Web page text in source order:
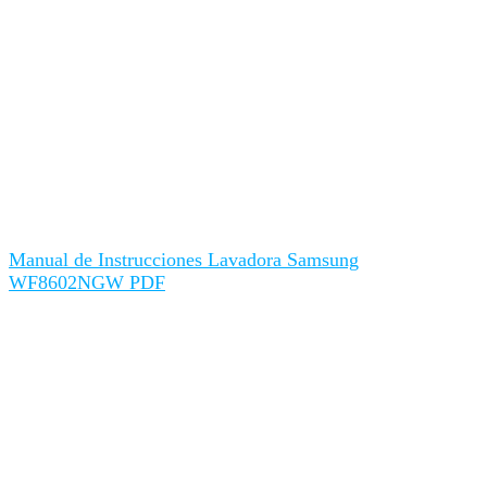
Manual de Instrucciones Lavadora Samsung
WF8602NGW PDF